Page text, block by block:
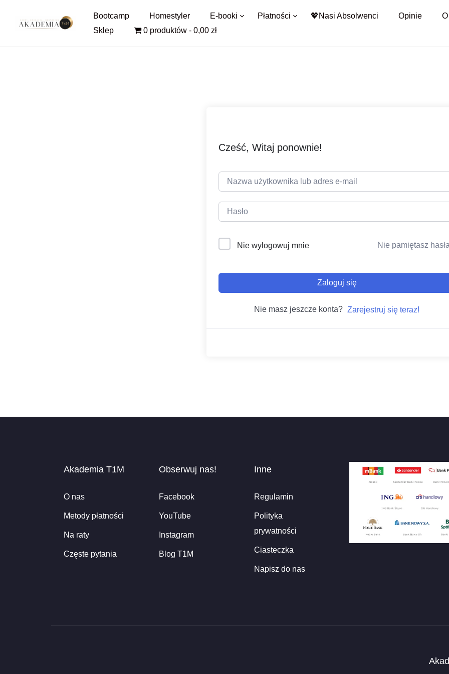
Bootcamp Homestyler E-booki Płatności 💖Nasi Absolwenci Opinie
Sklep
0 produktów 0,00 zł
Cześć, Witaj ponownie!
Nie wylogowuj mnie Nie pamiętasz
Zaloguj się
Nie masz jeszcze konta? Zarejestruj się teraz!
Akademia T1M
O nas
Metody płatności
Na raty
Częste pytania
Obserwuj nas!
Facebook
YouTube
Instagram
Blog T1M
Inne
Regulamin
Polityka
prywatności
Ciasteczka
Napisz do nas